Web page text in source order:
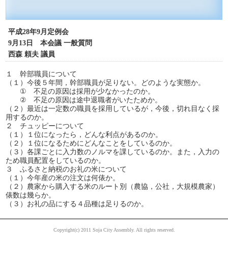
平成28年9月定例会
9月13日 本会議 一般質問
西森 頼夫 議員
１ 幹部職員について
（１）今後５年間，幹部職員が足りない。どのような実態か。
① 不足の原因は採用が少なかったのか。
② 不足の原因は途中退職者がいたためか。
（２）最近は一定数の職員を採用しているが，今後，切れ目なく採
用するのか。
２ チュッピーについて
（１）１位になったら，どんな利点があるのか。
（２）１位になるためにどんなことをしているのか。
（３）各課ごとに入力数のノルマを課しているのか。また，入力の
ため職員配置をしているのか。
３ ふるさと納税のお礼の米について
（１）今年産の米の注文は何俵か。
（２）農家から購入する米のルート別（農協，公社，大規模農家）
俵数は幾らか。
（３）お礼の品にする４品種は足りるのか。
Copyright(c) 2011 Soja City Assembly. All rights reserved.